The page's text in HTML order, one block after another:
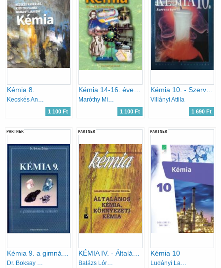
Kémia 8.
Kecskés Andrásné, Rozgonyi Jánosné, Kiss Zsuzsanna
1 100 Ft
Kémia 14-16. éveseknek
Maróthy Miklósné
1 100 Ft
Kémia 10. - Szerves kémia
Villányi Attila
1 690 Ft
PARTNER
Dr. Boksay Zoltán
PARTNER
Balázs Lórántné; Kiss Zsuzsa
PARTNER
Kémia 10
Ludányi Lajos, Szabó Krisztián, Tóth Zoltán, Ludányi Ágota